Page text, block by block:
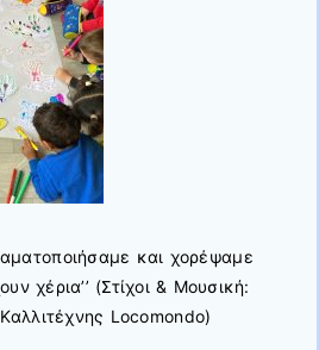
και χορέψαμε
χέρια’’ (Στίχοι & Μουσική:
Locomondo)